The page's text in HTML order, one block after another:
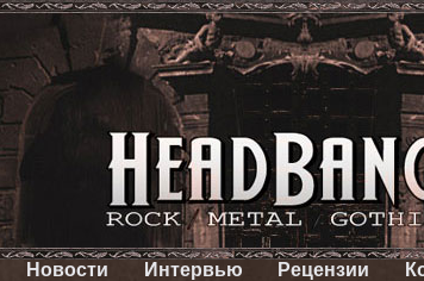
Новости Интервью Рецензии